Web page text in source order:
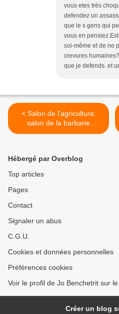
vous etes très
defendez un
que le s gens qui
vous en
soi-même et de ne
crevures
que je defends. et
< Salon de l'agriculture:
salon de la barbarie
humaine. Venez manger
Hébergé par Overblog
Top articles
Pages
Contact
Signaler un abus
C.G.U.
Cookies et données personnelles
Préférences cookies
Voir le profil de Jo Benchetrit sur
Créer un blog